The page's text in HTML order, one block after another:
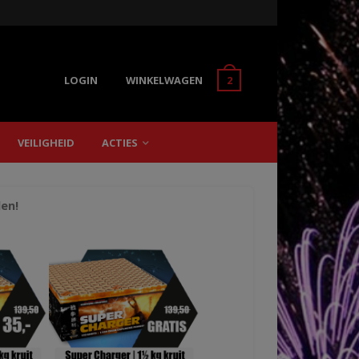
LOGIN WINKELWAGEN 2
VEILIGHEID ACTIES